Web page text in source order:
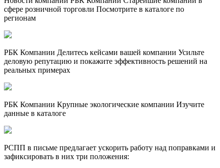
сфере розничной торговли Посмотрите в каталоге по
регионам
РБК Компании Делитесь кейсами вашей компании Усильте
деловую репутацию и покажите эффективность решений на
реальных примерах
РБК Компании Крупные экологические компании Изучите
данные в каталоге
РСПП в письме предлагает ускорить работу над поправками и
зафиксировать в них три положения: